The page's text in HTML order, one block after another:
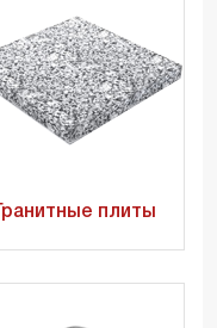
Гранитные плиты